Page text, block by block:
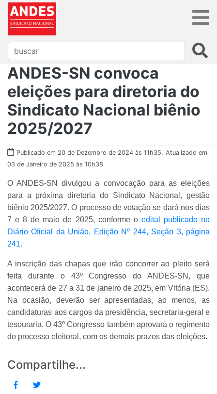
ANDES-SN convoca
eleições para diretoria do
Sindicato Nacional biênio
2025/2027
Publicado em 20 de Dezembro de 2024 às 11h35. Atualizado em
03 de Janeiro de 2025 às 10h38
O ANDES-SN divulgou a convocação para as eleições
para a próxima diretoria do Sindicato Nacional, gestão
biênio 2025/2027. O processo de votação se dará nos dias
7 e 8 de maio de 2025, conforme o edital publicado no
Diário Oficial da União, Edição Nº 244, Seção 3, página
241.
A inscrição das chapas que irão concorrer ao pleito será
feita durante o 43º Congresso do ANDES-SN, que
acontecerá de 27 a 31 de janeiro de 2025, em Vitória (ES).
Na ocasião, deverão ser apresentadas, ao menos, as
candidaturas aos cargos da presidência, secretaria-geral e
tesouraria. O 43º Congresso também aprovará o regimento
do processo eleitoral, com os demais prazos das eleições.
Compartilhe...